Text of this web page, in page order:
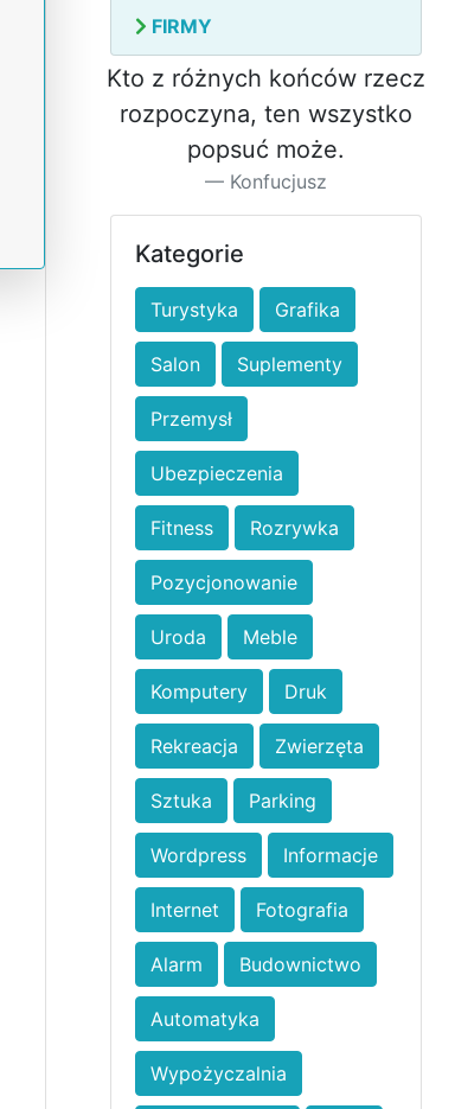
FIRMY
Kto z różnych końców rzecz
rozpoczyna, ten wszystko
popsuć może.
Konfucjusz
Kategorie
Turystyka Grafika
Salon Suplementy
Przemysł
Ubezpieczenia
Fitness Rozrywka
Pozycjonowanie
Uroda Meble
Komputery Druk
Rekreacja Zwierzęta
Sztuka Parking
Wordpress Informacje
Internet Fotografia
Alarm Budownictwo
Automatyka
Wypożyczalnia